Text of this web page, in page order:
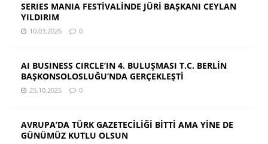
SERIES MANIA FESTİVALİNDE JÜRİ BAŞKANI CEYLAN
YILDIRIM
10.03.2026 0
AI BUSINESS CIRCLE’IN 4. BULUŞMASI T.C. BERLİN
BAŞKONSOLOSLUĞU’NDA GERÇEKLEŞTİ
25.10.2025 0
AVRUPA’DA TÜRK GAZETECİLİĞİ BİTTİ AMA YİNE DE
GÜNÜMÜZ KUTLU OLSUN